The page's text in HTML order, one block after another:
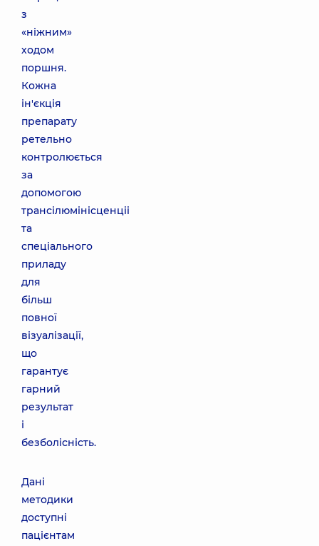
з
«ніжним»
ходом
поршня.
Кожна
ін'єкція
препарату
ретельно
контролюється
за
допомогою
трансілюмінісценціі
та
спеціального
приладу
для
більш
повної
візуалізації,
що
гарантує
гарний
результат
і
безболісність.
Дані
методики
доступні
пацієнтам